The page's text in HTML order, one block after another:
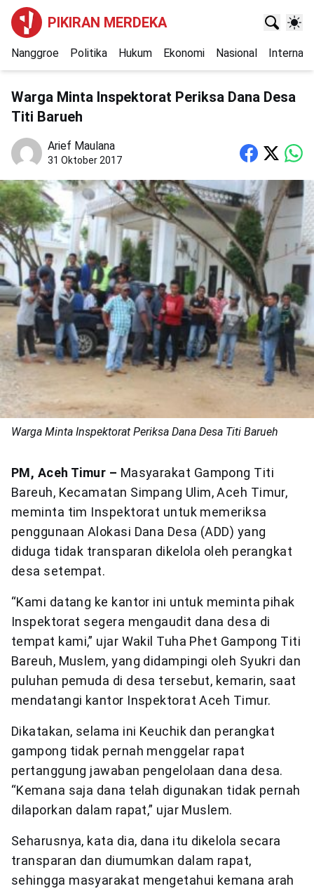
PIKIRAN MERDEKA
Nanggroe Politika Hukum Ekonomi Nasional
Warga Minta Inspektorat Periksa Dana Desa
Titi Barueh
Arief Maulana
31 Oktober 2017
Warga Minta Inspektorat Periksa Dana Desa Titi Barueh
PM, Aceh Timur – Masyarakat Gampong Titi
Bareuh, Kecamatan Simpang Ulim, Aceh Timur,
meminta tim Inspektorat untuk memeriksa
penggunaan Alokasi Dana Desa (ADD) yang
diduga tidak transparan dikelola oleh perangkat
desa setempat.
“Kami datang ke kantor ini untuk meminta pihak
Inspektorat segera mengaudit dana desa di
tempat kami,” ujar Wakil Tuha Phet Gampong Titi
Bareuh, Muslem, yang didampingi oleh Syukri dan
puluhan pemuda di desa tersebut, kemarin, saat
mendatangi kantor Inspektorat Aceh Timur.
Dikatakan, selama ini Keuchik dan perangkat
gampong tidak pernah menggelar rapat
pertanggung jawaban pengelolaan dana desa.
“Kemana saja dana telah digunakan tidak pernah
dilaporkan dalam rapat,” ujar Muslem.
Seharusnya, kata dia, dana itu dikelola secara
transparan dan diumumkan dalam rapat,
sehingga masyarakat mengetahui kemana arah